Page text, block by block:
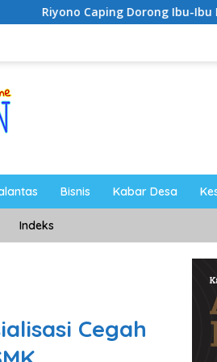
Ibu-Ibu Magetan Kembangkan
Bisnis Kabar Desa
Indeks
Cegah